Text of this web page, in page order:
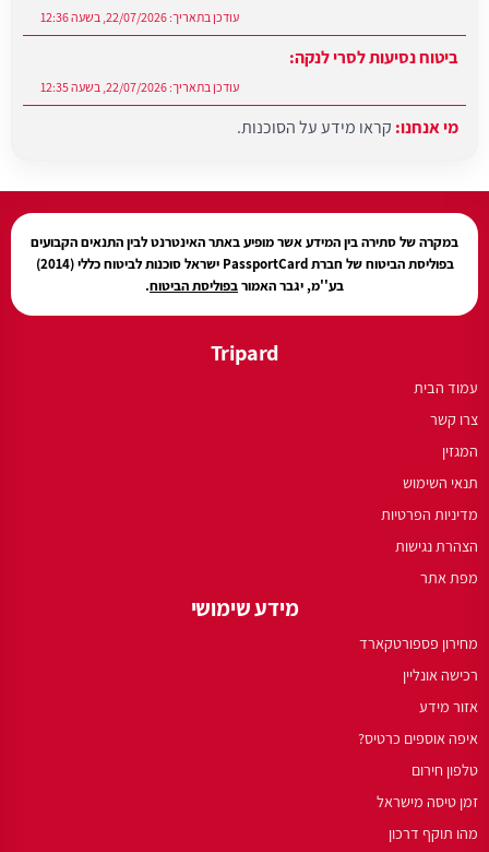
עודכן בתאריך: 22/07/2026, בשעה 12:36
ביטוח נסיעות לסרי לנקה:
עודכן בתאריך: 22/07/2026, בשעה 12:35
מי אנחנו: קראו מידע על הסוכנות.
במקרה של סתירה בין המידע אשר מופיע באתר האינטרנט לבין התנאים הקבועים
בפוליסת הביטוח של חברת PassportCard ישראל סוכנות לביטוח כללי (2014)
בע''מ, יגבר האמורבפוליסת הביטוח.
Tripard
עמוד הבית
צרו קשר
המגזין
תנאי השימוש
מדיניות הפרטיות
הצהרת נגישות
מפת אתר
מידע שימושי
מחירון פספורטקארד
רכישה אונליין
אזור מידע
איפה אוספים כרטיס?
טלפון חירום
זמן טיסה מישראל
מהו תוקף דרכון